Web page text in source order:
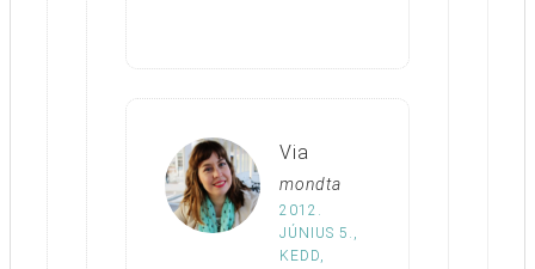
Via
mondta
2012.
JÚNIUS 5.,
KEDD,